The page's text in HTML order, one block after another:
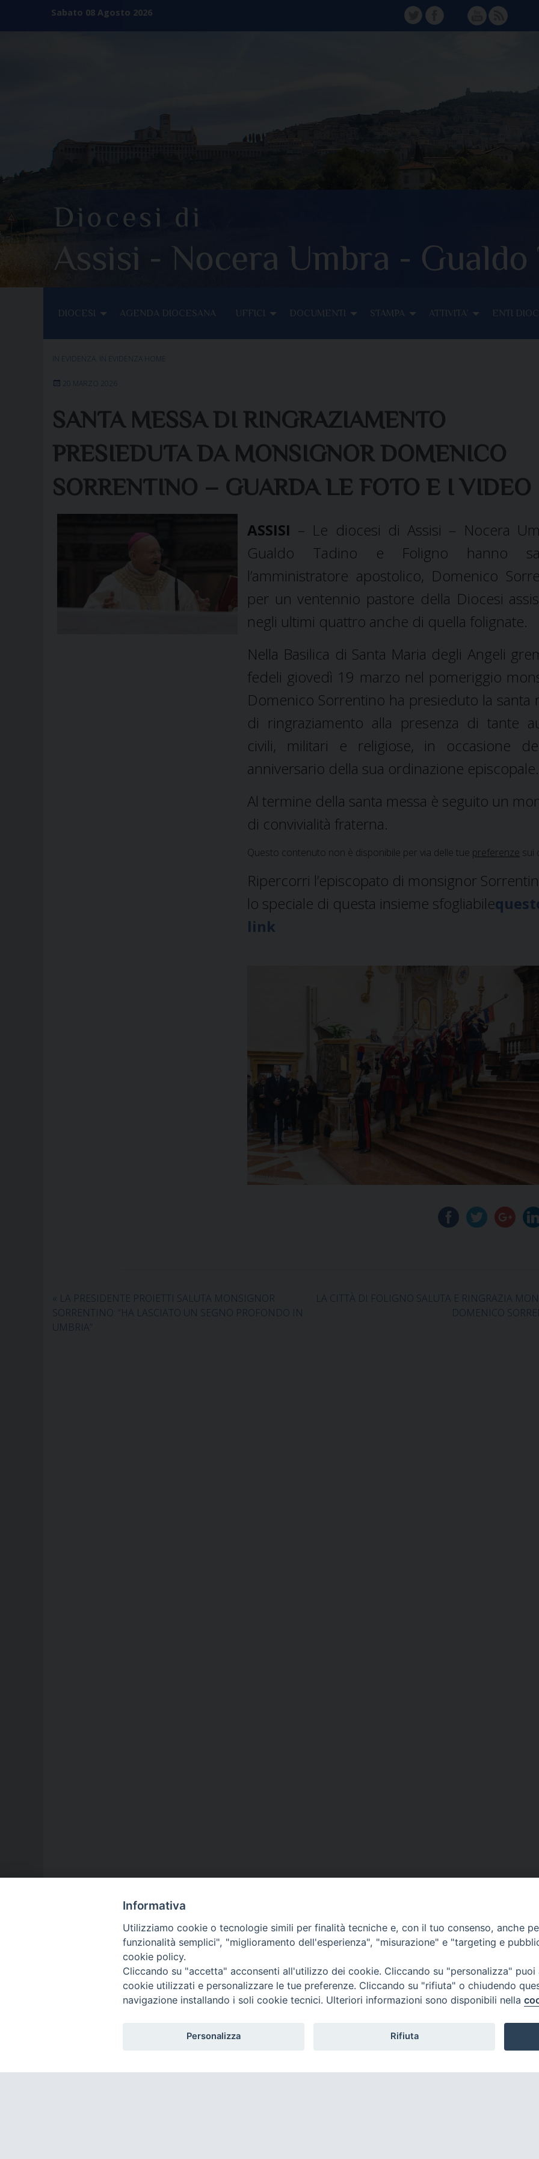
content
Sabato 08 Agosto 2026
TW FB Instagram
YT FD
DIOCESI AGENDA DIOCESANA UFFICI DOCUMENTI STAMPA ATTIVITA’ ENTI
IN EVIDENZA IN EVIDENZA HOME
20 MARZO 2026
SANTA MESSA DI RINGRAZIAMENTO
PRESIEDUTA DA MONSIGNOR DOMENICO
SORRENTINO – GUARDA LE FOTO E I VIDEO
ASSISI – Le diocesi di Assisi – Nocera
Gualdo Tadino e Foligno hanno
l’amministratore apostolico, Domenico
per un ventennio pastore della Diocesi
negli ultimi quattro anche di quella folignate.
Nella Basilica di Santa Maria degli Angeli
fedeli giovedì 19 marzo nel pomeriggio
Domenico Sorrentino ha presieduto la santa
di ringraziamento alla presenza di tante
civili, militari e religiose, in occasione
anniversario della sua ordinazione episcopale.
Al termine della santa messa è seguito un
di convivialità fraterna.
Questo contenuto non è disponibile per via delle tue preferenze sui
Ripercorri l’episcopato di monsignor
lo speciale di questa insieme sfogliabile
link
« LA PRESIDENTE PROIETTI SALUTA MONSIGNOR
SORRENTINO: “HA LASCIATO UN SEGNO PROFONDO IN
UMBRIA”
LA CITTÀ DI FOLIGNO SALUTA E RINGRAZIA
DOMENICO
Informativa
Utilizziamo cookie o tecnologie simili per finalità tecniche e, con il tuo consenso, anche
funzionalità semplici", "miglioramento dell'esperienza", "misurazione" e "targeting e
cookie policy.
Cliccando su "accetta" acconsenti all'utilizzo dei cookie. Cliccando su "personalizza"
cookie utilizzati e personalizzare le tue preferenze. Cliccando su "rifiuta" o chiudendo
navigazione installando i soli cookie tecnici. Ulteriori informazioni sono disponibili nella
Personalizza Rifiuta